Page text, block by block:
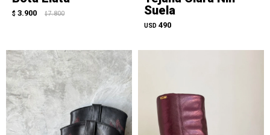
$ 3.900 $ 7.800
Suela
USD 490